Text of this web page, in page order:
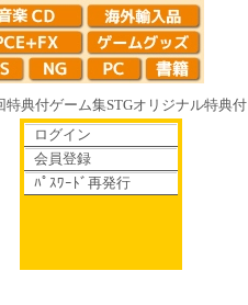
特典付ゲーム集STGオリジナル特典付
ログイン
会員登録
ﾊﾟｽﾜｰﾄﾞ再発行